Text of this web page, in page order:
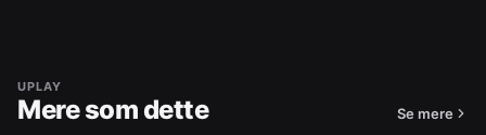
UPLAY
Mere som dette Se mere